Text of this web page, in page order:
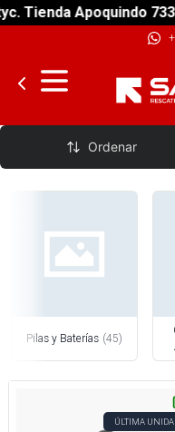
Apoquindo 7331.
Pilas, Baterías y
Ordenar
Pilas y Baterías (45)
ÚLTIMA